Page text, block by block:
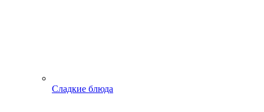
Сладкие блюда